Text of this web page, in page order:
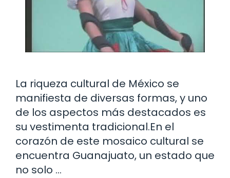
La riqueza cultural de México se
manifiesta de diversas formas, y uno
de los aspectos más destacados es
su vestimenta tradicional.En el
corazón de este mosaico cultural se
encuentra Guanajuato, un estado que
no solo …